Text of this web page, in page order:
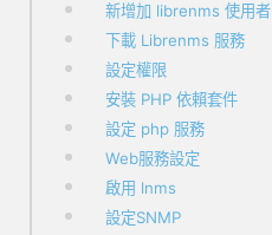
新增加 librenms 使用者
下載 Librenms 服務
設定權限
安裝 PHP 依賴套件
設定 php 服務
Web服務設定
啟用 lnms
設定SNMP